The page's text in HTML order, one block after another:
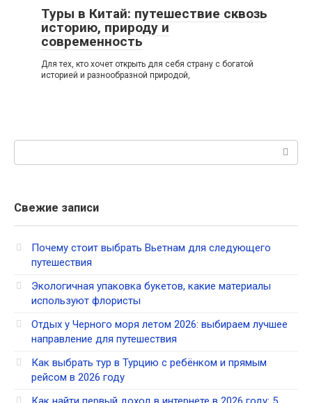
Туры в Китай: путешествие сквозь
историю, природу и
современность
Для тех, кто хочет открыть для себя страну с богатой
историей и разнообразной природой,
Свежие записи
Почему стоит выбрать Вьетнам для следующего
путешествия
Экологичная упаковка букетов, какие материалы
используют флористы
Отдых у Черного моря летом 2026: выбираем лучшее
направление для путешествия
Как выбрать тур в Турцию с ребёнком и прямым
рейсом в 2026 году